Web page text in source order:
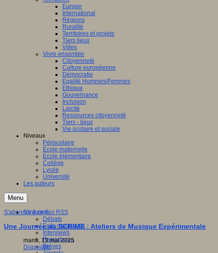
Europe
International
Régions
Ruralité
Territoires et projets
Tiers lieux
Villes
Vivre ensemble
Citoyenneté
Culture européenne
Démocratie
Egalité Hommes/Femmes
Ethique
Gouvernance
Inclusion
Laïcité
Ressources citoyenneté
Tiers - lieux
Vie scolaire et sociale
Niveaux
Périscolaire
Ecole maternelle
Ecole élémentaire
Collège
Lycée
Université
Les auteurs
Menu
S'informer
Débats
Faits marquants
Interviews
Reportages
Brèves
S'abonner à ce flux RSS
Une Journée au SCRIME : Ateliers de Musique Expérimentale
mardi, 13 mai 2025
Dispositifs